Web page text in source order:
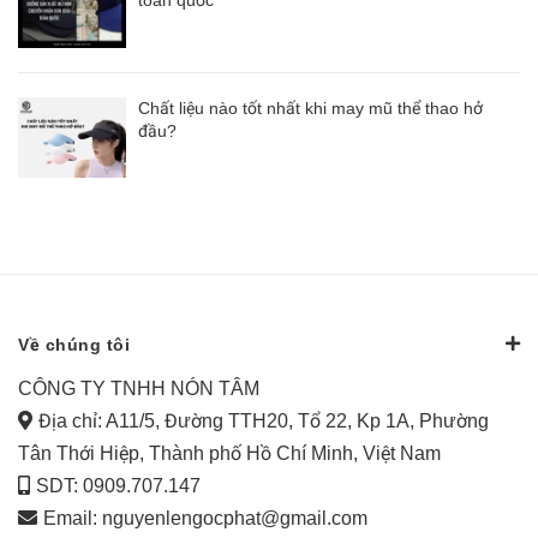
Chất liệu nào tốt nhất khi may mũ thể thao hở
đầu?
Về chúng tôi
CÔNG TY TNHH NÓN TÂM
Địa chỉ: A11/5, Đường TTH20, Tổ 22, Kp 1A, Phường
Tân Thới Hiệp, Thành phố Hồ Chí Minh, Việt Nam
SDT: 0909.707.147
Email: nguyenlengocphat@gmail.com